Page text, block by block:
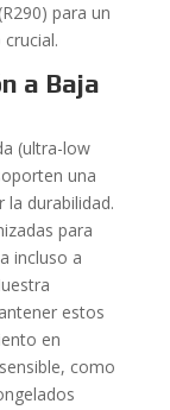
para un
a Baja
(ultra-low
una
la durabilidad.
para
incluso a
estos
en
como